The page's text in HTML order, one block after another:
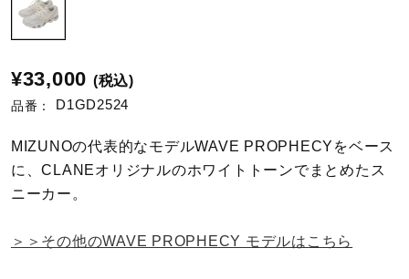
卓球
ソフトボール
柔道
¥33,000 (税込)
品番： D1GD2524
MIZUNOの代表的なモデルWAVE PROPHECYをベース
に、CLANEオリジナルのホワイトトーンでまとめたス
ニーカー。
＞＞その他のWAVE PROPHECY モデルはこちら